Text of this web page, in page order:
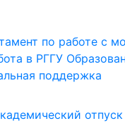
по работе с
в РГГУ
поддержка
отпуск